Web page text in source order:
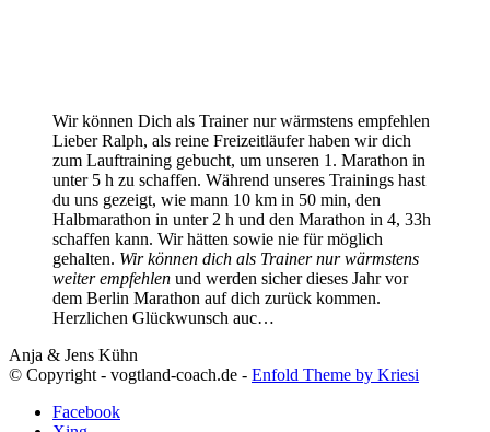
Wir können Dich als Trainer nur wärmstens empfehlen
Lieber Ralph, als reine Freizeitläufer haben wir dich
zum Lauftraining gebucht, um unseren 1. Marathon in
unter 5 h zu schaffen. Während unseres Trainings hast
du uns gezeigt, wie mann 10 km in 50 min, den
Halbmarathon in unter 2 h und den Marathon in 4, 33h
schaffen kann. Wir hätten sowie nie für möglich
gehalten. Wir können dich als Trainer nur wärmstens
weiter empfehlen und werden sicher dieses Jahr vor
dem Berlin Marathon auf dich zurück kommen.
Herzlichen Glückwunsch auc…
Anja & Jens Kühn
© Copyright - vogtland-coach.de - Enfold Theme by Kriesi
Facebook